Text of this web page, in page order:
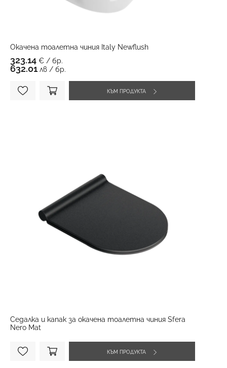
Окачена тоалетна чиния Italy Newflush
323.14 € / бр.
632.01 лв / бр.
КЪМ ПРОДУКТА
Седалка и капак за окачена тоалетна чиния Sfera
Nero Mat
КЪМ ПРОДУКТА